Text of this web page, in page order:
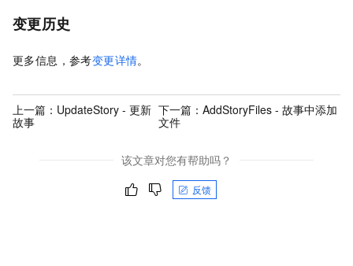
变更历史
更多信息，参考变更详情。
上一篇： UpdateStory - 更新
故事
下一篇： AddStoryFiles - 故事中添加
文件
该文章对您有帮助吗？
反馈